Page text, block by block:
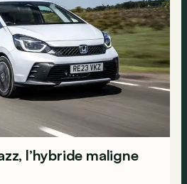
l’hybride maligne